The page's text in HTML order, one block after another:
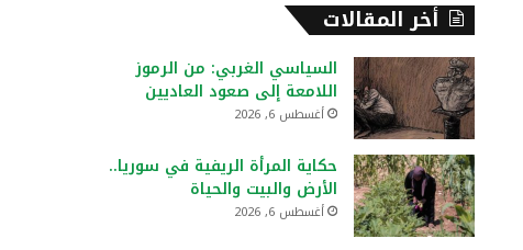
أخر المقالات
السياسي الغربي: من الرموز
اللامعة إلى صعود العاديين
أغسطس 6, 2026
حكاية المرأة الريفية في سوريا..
الأرض والبيت والحياة
أغسطس 6, 2026